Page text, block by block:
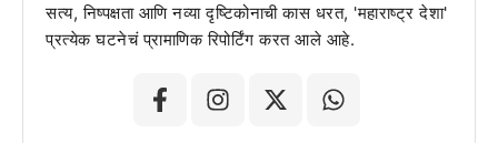
सत्य, निष्पक्षता आणि नव्या दृष्टिकोनाची कास धरत, 'महाराष्ट्र देशा'
प्रत्येक घटनेचं प्रामाणिक रिपोर्टिंग करत आले आहे.